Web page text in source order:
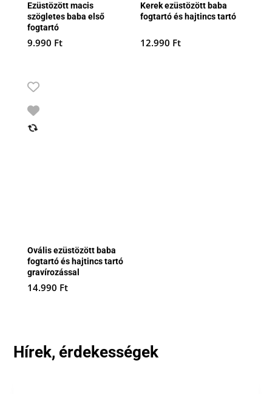
Ezüstözött macis
szögletes baba első
fogtartó
9.990 Ft
Kerek ezüstözött baba
fogtartó és hajtincs tartó
12.990 Ft
Ovális ezüstözött baba
fogtartó és hajtincs tartó
gravírozással
14.990 Ft
Hírek, érdekességek